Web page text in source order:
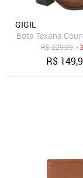
GIGIL
Bota Texana
R$229,99 -
R$